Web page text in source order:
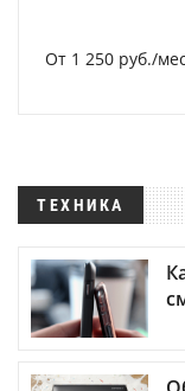
От 1 250 руб./
ТЕХНИКА